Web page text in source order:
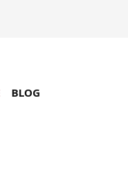
BLOG